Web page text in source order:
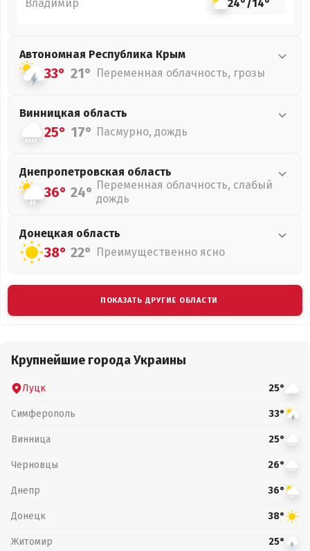
Владимир 24°/14°
Автономная Республика Крым
33° 21° Переменная облачность, грозы
Винницкая область
25° 17° Пасмурно, дождь
Днепропетровская область
36° 24° Переменная облачность, слабый
дождь
Донецкая область
38° 22° Преимущественно ясно
ПОКАЗАТЬ ДРУГИЕ ОБЛАСТИ
Крупнейшие города Украины
Луцк 25°
Симферополь 33°
Винница 25°
Черновцы 26°
Днепр 36°
Донецк 38°
Житомир 25°